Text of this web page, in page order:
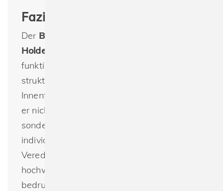
Fazit
Der Bagbase BG754 Boutique Card
Holder
funktionelle Eigenschaften. Mit seiner
strukturierten Lederoptik, dem weichen
Innenfutter und den praktischen Fächern ist
er nicht nur ein stilvolles Accessoire,
sondern auch eine perfekte Leinwand für
individuelle Bedruckungen oder
Veredelungen. Lassen Sie diesen
hochwertigen Kartenhalter günstig
bedrucken und verleihen Sie ihm eine